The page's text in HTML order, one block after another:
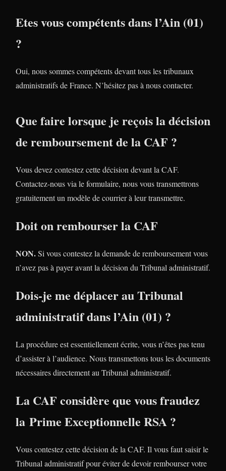
Etes vous compétents dans l’Ain (01)
?
Oui, nous sommes compétents devant tous les tribunaux
administratifs de France. N’hésitez pas à nous contacter.
Que faire lorsque je reçois la décision
de remboursement de la CAF ?
Vous devez contestez cette décision devant la CAF.
Contactez-nous via le formulaire, nous vous transmettrons
gratuitement un modèle de courrier à leur transmettre.
Doit on rembourser la CAF
NON.Si vous contestez la demande de remboursement vous
n’avez pas à payer avant la décision du Tribunal administratif.
Dois-je me déplacer au Tribunal
administratif dans l’Ain (01) ?
La procédure est essentiellement écrite, vous n’êtes pas tenu
d’assister à l’audience. Nous transmettons tous les documents
nécessaires directement au Tribunal administratif.
La CAF considère que vous fraudez
la Prime Exceptionnelle RSA ?
Vous contestez cette décision de la CAF. Il vous faut saisir le
Tribunal administratif pour éviter de devoir rembourser votre